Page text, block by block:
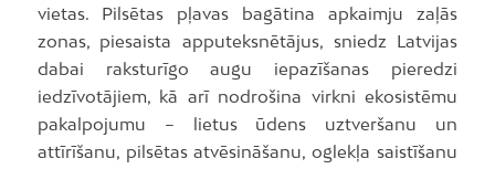
vietas. Pilsētas pļavas bagātina apkaimju zaļās
zonas, piesaista apputeksnētājus, sniedz Latvijas
dabai raksturīgo augu iepazīšanas pieredzi
iedzīvotājiem, kā arī nodrošina virkni ekosistēmu
pakalpojumu – lietus ūdens uztveršanu un
attīrīšanu, pilsētas atvēsināšanu, oglekļa saistīšanu